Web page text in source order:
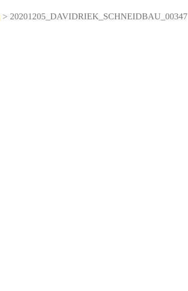
> 20201205_DAVIDRIEK_SCHNEIDBAU_00347